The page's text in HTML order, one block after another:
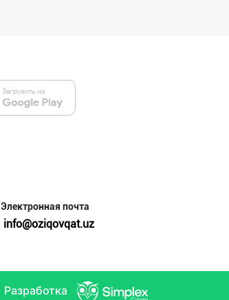
Электронная почта
info@oziqovqat.uz
Разработка